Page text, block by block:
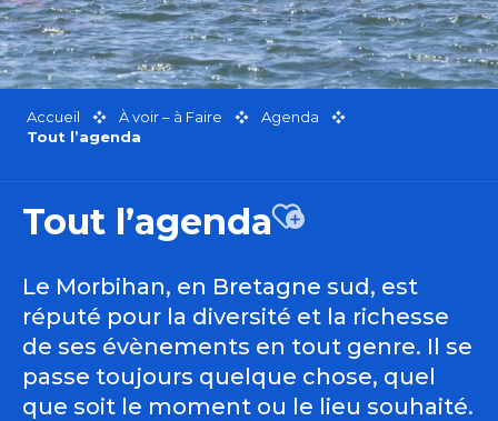
Accueil À voir – à Faire
Agenda
Tout l’agenda
Tout l’agendaAjouter aux
Le Morbihan, en Bretagne sud, est
réputé pour la diversité et la richesse
de ses évènements en tout genre. Il se
passe toujours quelque chose, quel
que soit le moment ou le lieu souhaité.